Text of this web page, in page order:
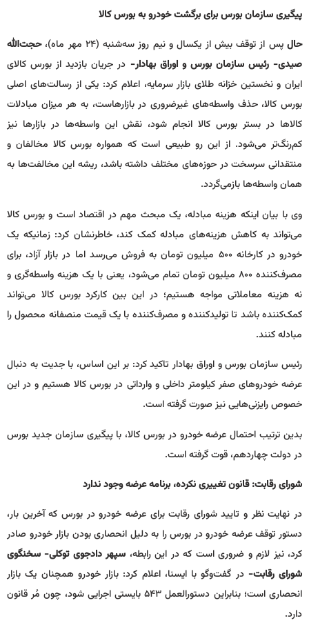
پیگیری سازمان بورس برای برگشت خودرو به بورس کالا
حالپس از توقف بیش از یکسال و نیم روز سه‌شنبه (۲۴ مهر ماه)،
حجت‌الله
صیدی- رئیس سازمان بورس و اوراق بهادار-در جریان بازدید از بورس کالای
ایران و نخستین خزانه طلای بازار سرمایه، اعلام کرد: یکی از رسالت‌های اصلی
بورس کالا، حذف واسطه‌های غیرضروری در بازارهاست، به هر میزان مبادلات
کالاها در بستر بورس کالا انجام شود، نقش این واسطه‌ها در بازارها نیز
کم‌رنگ‌تر می‌شود. از این رو طبیعی است که همواره بورس کالا مخالفان و
منتقدانی سرسخت در حوزه‌های مختلف داشته باشد، ریشه این مخالفت‌ها به
همان واسطه‌ها بازمی‌گردد.
وی با بیان اینکه هزینه مبادله، یک مبحث مهم در اقتصاد است و بورس کالا
می‌تواند به کاهش هزینه‌های مبادله کمک کند، خاطرنشان کرد: زمانیکه یک
خودرو در کارخانه ۵۰۰ میلیون تومان به فروش می‌رسد اما در بازار آزاد، برای
مصرف‌کننده ۸۰۰ میلیون تومان تمام می‌شود، یعنی با یک هزینه واسطه‌گری و
نه هزینه معاملاتی مواجه هستیم؛ در این بین کارکرد بورس کالا می‌تواند
کمک‌کننده باشد تا تولیدکننده و مصرف‌کننده با یک قیمت منصفانه محصول را
مبادله کنند.
رئیس سازمان بورس و اوراق بهادار تاکید کرد: بر این اساس، با جدیت به دنبال
عرضه خودروهای صفر کیلومتر داخلی و وارداتی در بورس کالا هستیم و در این
خصوص رایزنی‌هایی نیز صورت گرفته است.
بدین ترتیب احتمال عرضه خودرو در بورس کالا، با پیگیری سازمان جدید بورس
در دولت چهاردهم، قوت گرفته است.
شورای رقابت: قانون تغییری نکرده، برنامه عرضه وجود ندارد
در نهایت نظر و تایید شورای رقابت برای عرضه خودرو در بورس که آخرین بار،
دستور توقف عرضه خودرو در بورس را به دلیل انحصاری بودن بازار خودرو صادر
کرد، نیز لازم و ضروری است که در این رابطه،سپهر دادجوی توکلی- سخنگوی
شورای رقابت-در گفت‌وگو با ایسنا، اعلام کرد: بازار خودرو همچنان یک بازار
انحصاری است؛ بنابراین دستورالعمل ۵۴٣ بایستی اجرایی شود، چون مُر قانون
دارد.